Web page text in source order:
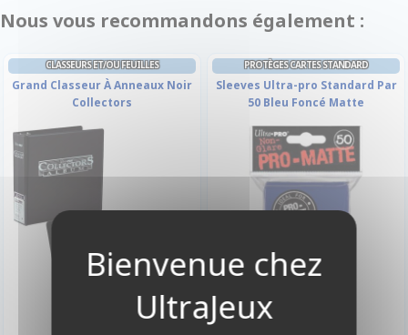
Nous vous recommandons également :
CLASSEURS ET/OU FEUILLES
Grand Classeur À Anneaux Noir
Collectors
PROTÈGES CARTES STANDARD
Sleeves Ultra-pro Standard Par
50 Bleu Foncé Matte